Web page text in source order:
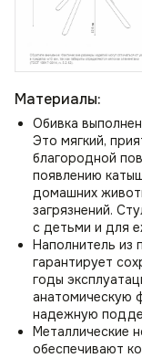
Материалы:
Обивка
Это мягкий,
благородной
появлению
домашних
загрязнений.
с детьми и для
Наполнитель из
гарантирует
годы
анатомическую
надежную
Металлические
обеспечивают